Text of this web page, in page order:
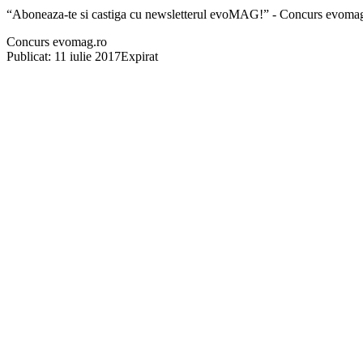
“Aboneaza-te si castiga cu newsletterul evoMAG!” - Concurs
Concurs evomag.ro
Publicat: 11 iulie 2017Expirat